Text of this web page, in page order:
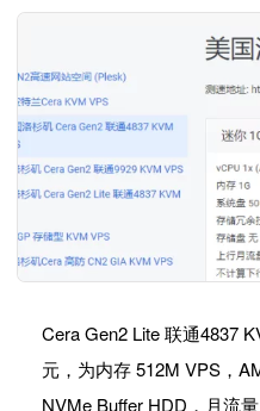
Cera Gen2 Lite 联通4837
元，为内存 512M VPS，
NVMe Buffer HDD，月流